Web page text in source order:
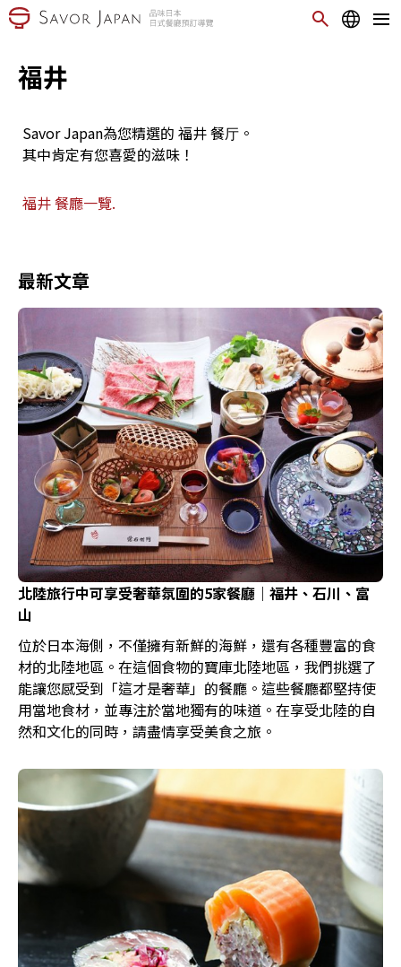
福井
Savor Japan為您精選的 福井 餐厅。
其中肯定有您喜愛的滋味！
福井 餐廳一覽.
最新文章
北陸旅行中可享受奢華氛圍的5家餐廳｜福井、石川、富
山
位於日本海側，不僅擁有新鮮的海鮮，還有各種豐富的食
材的北陸地區。在這個食物的寶庫北陸地區，我們挑選了
能讓您感受到「這才是奢華」的餐廳。這些餐廳都堅持使
用當地食材，並專注於當地獨有的味道。在享受北陸的自
然和文化的同時，請盡情享受美食之旅。